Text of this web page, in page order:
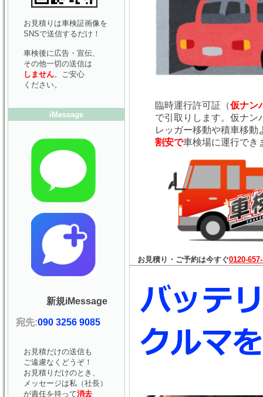
臨時運行許可証（仮ナン
で引取りします。仮ナン
レッガー移動や積車移動
割安で車検場に運行でき
お見積り・ご予約は今すぐ0120-
お見積りは車検証画像を
SNSで送信するだけ！
車検後に広告・宣伝、
その他一切の送信は
しません。ご安心
ください。
iMessage
新規iMessage
宛先:090 3256 9085
お見積だけの送信も
ご遠慮なくどうぞ！
お見積りだけのとき、
メッセージは私（社長）
が責任を持って消去